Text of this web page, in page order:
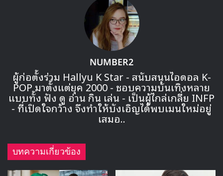
🎙GYUBIN ปลื้มเมืองไทยขนาดไหน? ถึงกลับมาถ่าย
MV เพลงใหม่ LIKE U 100 ที่กรุงเทพ
▶ คลิกดูสัมภาษณ์พิเศษ
ออฟฟิศเชียล CIX ปล่อยรูปคอนเซปมินิอัลบั้มแรก ‘HELLO’
Chapter 1. Hello, Stranger แบบเดี่ยวของสมาชิกคนที่ 4
NUMBER2
ผู้ก่อตั้งร่วม Hallyu K Star - สนับสนุนไอดอล K-
POP มาตั้งแต่ยุค 2000 - ชอบความบันเทิงหลาย
แบบทั้ง ฟัง ดู อ่าน กิน เล่น - เป็นผู้ไกล่เกลี่ย INFP
- ที่เปิดใจกว้าง จึงทำให้บังเอิญได้พบเมนใหม่อยู่
เสมอ..
บทความเกี่ยวข้อง